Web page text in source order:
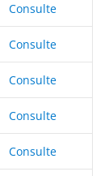
Consulte
Consulte
Consulte
Consulte
Consulte